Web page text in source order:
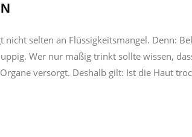
selten an Flüssigkeitsmangel. Denn:
Wer nur mäßig trinkt sollte wissen,
versorgt. Deshalb gilt: Ist die Haut